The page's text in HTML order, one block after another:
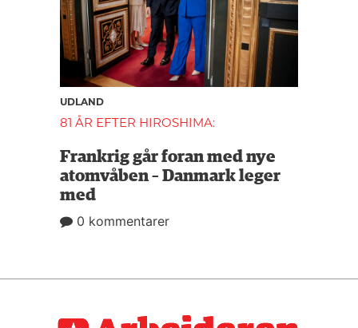
UDLAND
81 ÅR EFTER HIROSHIMA:
Frankrig går foran med nye
atomvåben – Danmark leger
med
0 kommentarer